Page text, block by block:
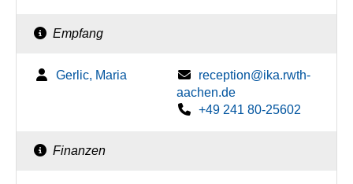
Empfang
Gerlic, Maria
reception@ika.rwth-
aachen.de
+49 241 80-25602
Finanzen